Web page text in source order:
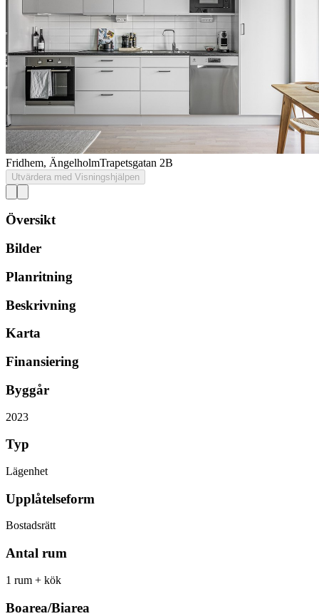
Fridhem, ÄngelholmTrapetsgatan 2B
Utvärdera med Visningshjälpen
Översikt
Bilder
Planritning
Beskrivning
Karta
Finansiering
Byggår
2023
Typ
Lägenhet
Upplåtelseform
Bostadsrätt
Antal rum
1 rum + kök
Boarea/Biarea